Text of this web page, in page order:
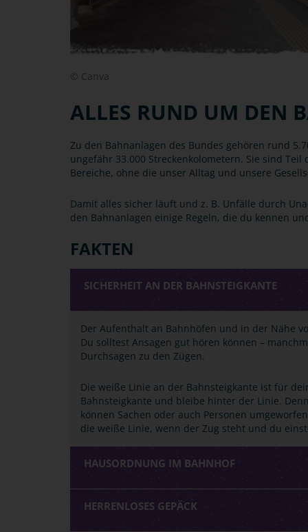
© Canva
ALLES RUND UM DEN
Zu den Bahnanlagen des Bundes gehören rund
ungefähr 33.000 Streckenkolometern. Sie sind
Bereiche, ohne die unser Alltag und unsere
Damit alles sicher läuft und z. B. Unfälle durch
den Bahnanlagen einige Regeln, die du kennen
FAKTEN
SICHERHEIT AN DER BAHNSTEIGKANTE
Der Aufenthalt an Bahnhöfen und in der Nähe
Du solltest Ansagen gut hören können –
Durchsagen zu den Zügen.
Die weiße Linie an der Bahnsteigkante ist für
Bahnsteigkante und bleibe hinter der Linie.
können Sachen oder auch Personen
die weiße Linie, wenn der Zug steht und du
HAUSORDNUNG IM BAHNHOF
HERRENLOSES GEPÄCK